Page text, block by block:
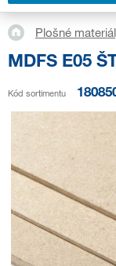
Plošné
MDFS E05
Kód sortimentu